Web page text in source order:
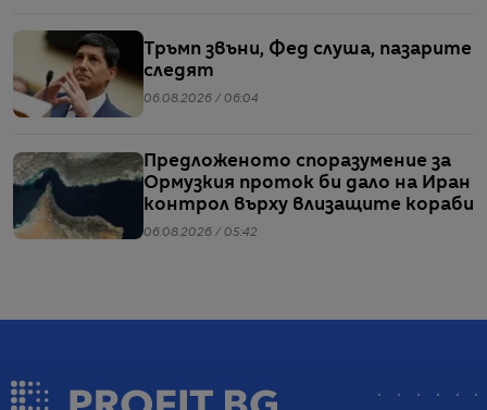
Тръмп звъни, Фед слуша, пазарите
следят
06.08.2026 / 06:04
Предложеното споразумение за
Ормузкия проток би дало на Иран
контрол върху влизащите кораби
06.08.2026 / 05:42